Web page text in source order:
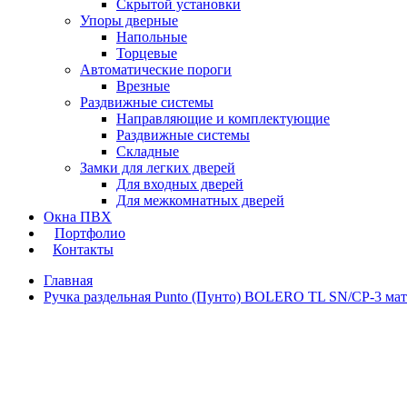
Скрытой установки
Упоры дверные
Напольные
Торцевые
Автоматические пороги
Врезные
Раздвижные системы
Направляющие и комплектующие
Раздвижные системы
Складные
Замки для легких дверей
Для входных дверей
Для межкомнатных дверей
Окна ПВХ
Портфолио
Контакты
Главная
Ручка раздельная Punto (Пунто) BOLERO TL SN/CP-3